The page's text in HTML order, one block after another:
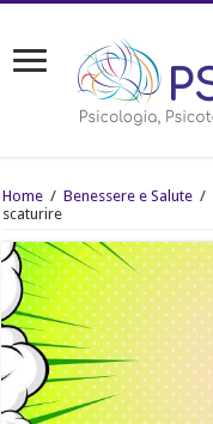
Home / Benessere e Salute /
scaturire